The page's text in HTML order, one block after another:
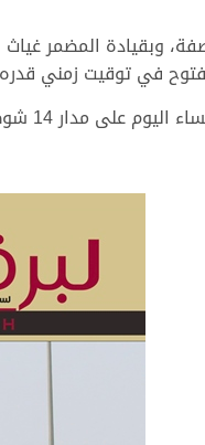
وبقيادة المضمر
توقيت زمني قدره 8:46:74 دقيقة.